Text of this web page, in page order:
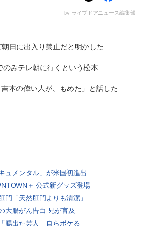
by ライブドアニュース編集部
日に出入り禁止だと明かした
のみテレ朝に行くという松本
本の偉い人が、もめた」と話した
キュメンタル」が米国初進出
＋ 公式新グッズ登場
門「天然肛門よりも清潔」
大腸がん告白 兄が言及
腸出た芸人」自らボケる